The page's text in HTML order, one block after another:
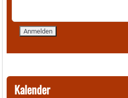
Kalender